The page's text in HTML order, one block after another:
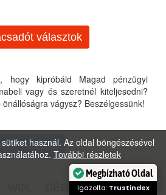
választok
hogy kipróbáld Magad pénzügyi
vagy és szeretnél kiteljesedni?
vágysz? Beszélgessünk!
veletek!
VAN, CÉGVEZETŐ? Időt
használ. Az oldal böngészésével
További részletek
Megbízható Oldal
Igazolta: Trustindex